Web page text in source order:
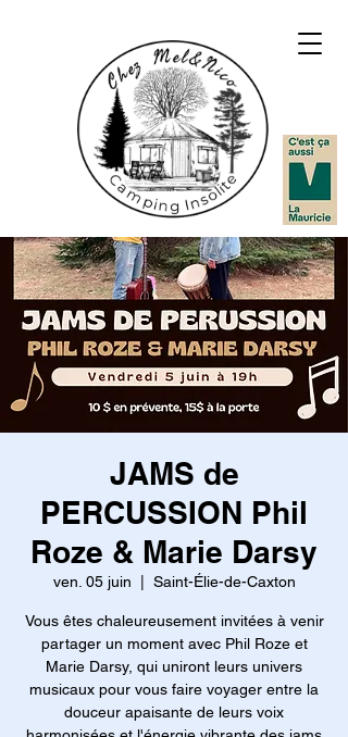
JAMS de
PERCUSSION Phil
Roze & Marie Darsy
ven. 05 juin Saint-Élie-de-Caxton
Vous êtes chaleureusement invitées à venir
partager un moment avec Phil Roze et
Marie Darsy, qui uniront leurs univers
musicaux pour vous faire voyager entre la
douceur apaisante de leurs voix